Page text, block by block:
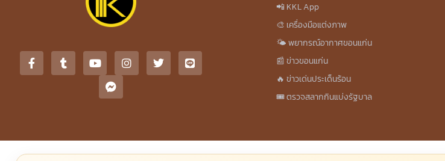
📲 KKL App
🎨 เครื่องมือแต่งภาพ
🌤️ พยากรณ์อากาศขอนแก่น
📰 ข่าวขอนแก่น
🔥 ข่าวเด่นประเด็นร้อน
🎟️ ตรวจสลากกินแบ่งรัฐบาล